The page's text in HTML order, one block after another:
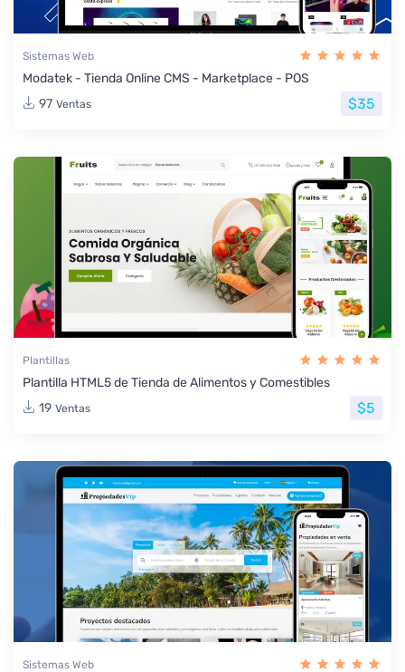
Sistemas Web
Modatek - Tienda Online CMS - Marketplace - POS
97 Ventas $35
Plantillas
Plantilla HTML5 de Tienda de Alimentos y Comestibles
19 Ventas $5
Sistemas Web